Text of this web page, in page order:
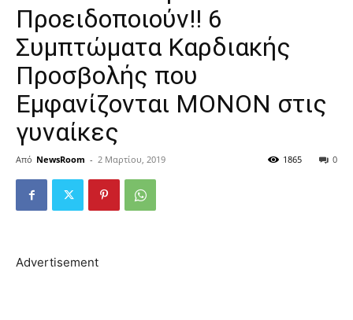
Πρoειδοποιούν!! 6
Συμπτώματα Kαρδιακής
Πρoσβολής που
Εμφανίζοvται MOΝΟΝ στις
γυvαίκες
Από NewsRoom - 2 Μαρτίου, 2019 0
1865
Advertisement